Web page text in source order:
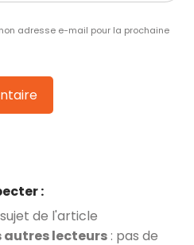
adresse e-mail pour la prochaine
:
de l'article
autres lecteurs : pas de